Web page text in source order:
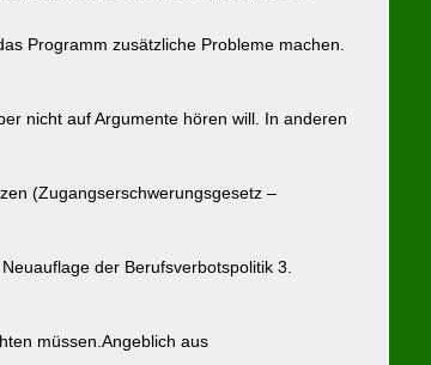
Programm zusätzliche Probleme machen.
nicht auf Argumente hören will. In anderen
(Zugangserschwerungsgesetz –
der Berufsverbotspolitik 3.
müssen.Angeblich aus